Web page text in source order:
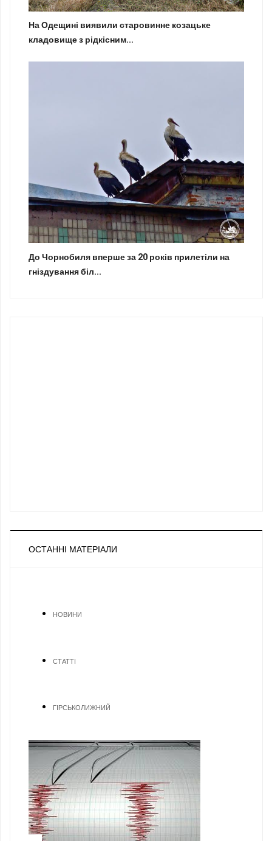
На Одещині виявили старовинне козацьке
кладовище з рідкісним...
До Чорнобиля вперше за 20 років прилетіли на
гніздування біл...
ОСТАННІ МАТЕРІАЛИ
НОВИНИ
СТАТТІ
ГІРСЬКОЛИЖНИЙ